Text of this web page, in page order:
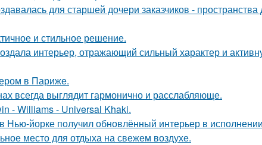
для старшей дочери заказчиков -
и стильное решение.
интерьер, отражающий сильный характер и
в Париже.
всегда выглядит гармонично и расслабляюще.
- Williams - Universal Khaki.
Нью-йорке получил обновлённый интерьер в
место для отдыха на свежем воздухе.